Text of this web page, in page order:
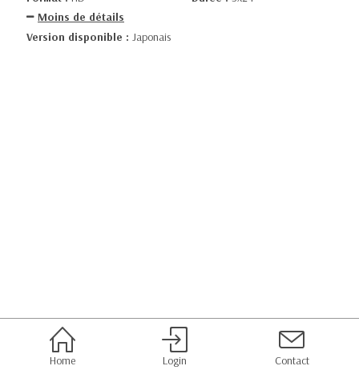
Moins de détails
Version disponible : Japonais
Home Login Contact